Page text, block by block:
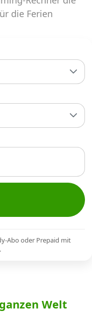
und Smart
neuen Design
oder
die Ferien
Abo oder Prepaid mit
.
Welt